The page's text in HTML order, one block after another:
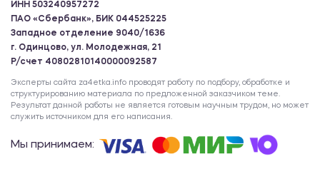
ИНН 503240957272
ПАО «Сбербанк», БИК 044525225
Западное отделение 9040/1636
г. Одинцово, ул. Молодежная, 21
Р/счет 40802810140000092587
Эксперты сайта za4etka.info проводят работу по подбору, обработке и
структурированию материала по предложенной заказчиком теме.
Результат данной работы не является готовым научным трудом, но может
служить источником для его написания.
Мы принимаем: